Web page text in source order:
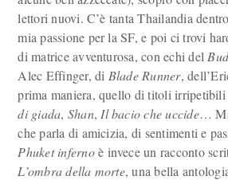
lettori nuovi. C’è tanta Thailandia
mia passione per la SF, e poi ci trovi
di matrice avventurosa, con echi del
Alec Effinger, di Blade Runner,
prima maniera, quello di titoli irripetibili
di giada, Shan, Il bacio che uccide…
che parla di amicizia, di sentimenti e
Phuket infernoè invece un racconto
L’ombra della morte, una bella